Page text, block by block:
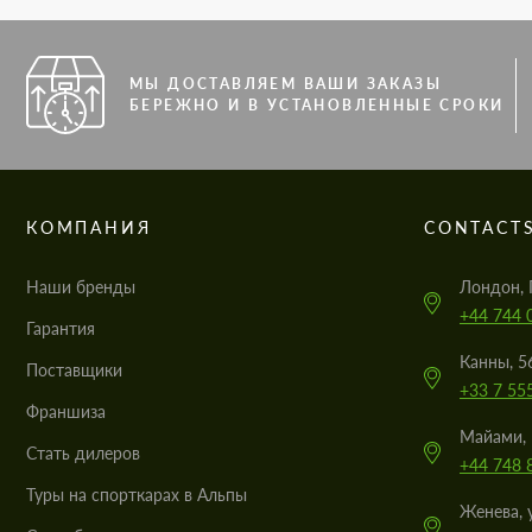
МЫ ДОСТАВЛЯЕМ ВАШИ ЗАКАЗЫ
БЕРЕЖНО И В УСТАНОВЛЕННЫЕ СРОКИ
КОМПАНИЯ
Наши бренды
Гарантия
Поставщики
Франшиза
Стать дилеров
Туры на спорткарах в Альпы
Лондон,
+44 744
Канны,
+33 7
Майами,
+44 748
Женева,